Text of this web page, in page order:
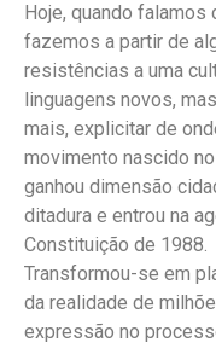
Hoje, quando
fazemos a partir de
resistências a uma
linguagens novos,
mais, explicitar de
movimento nascido
ganhou dimensão
ditadura e entrou na
Constituição de 1988.
Transformou-se em
da realidade de
expressão no